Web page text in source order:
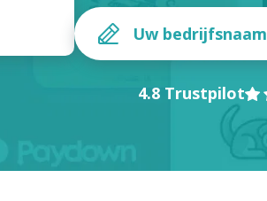
4.8 Trustpilot